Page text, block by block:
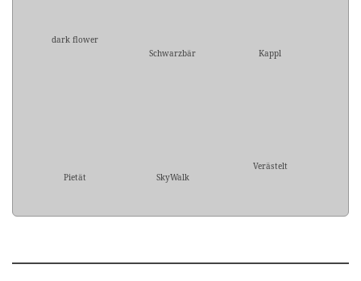
dark flower
Schwarzbär
Kappl
Pietät SkyWalk
Verästelt